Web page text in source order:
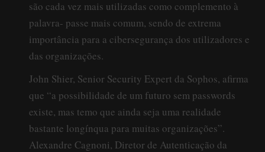
são cada vez mais utilizadas como complemento à
palavra- passe mais comum, sendo de extrema
importância para a cibersegurança dos utilizadores e
das organizações.
John Shier, Senior Security Expert da Sophos, afirma
que “a possibilidade de um futuro sem passwords
existe, mas temo que ainda seja uma realidade
bastante longínqua para muitas organizações”.
Alexandre Cagnoni, Diretor de Autenticação da